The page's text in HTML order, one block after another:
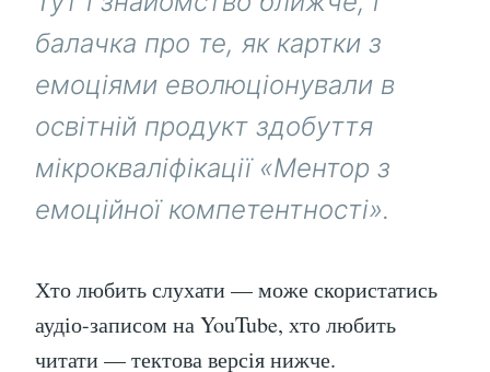
балачка про те, як картки з
емоціями еволюціонували в
освітній продукт здобуття
мікрокваліфікації «Ментор з
емоційної компетентності».
Хто любить слухати — може скористатись
аудіо-записом на YouTube, хто любить
читати — тектова версія нижче.